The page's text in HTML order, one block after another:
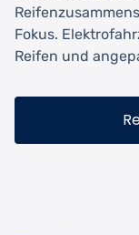
Fokus.
Reifen und